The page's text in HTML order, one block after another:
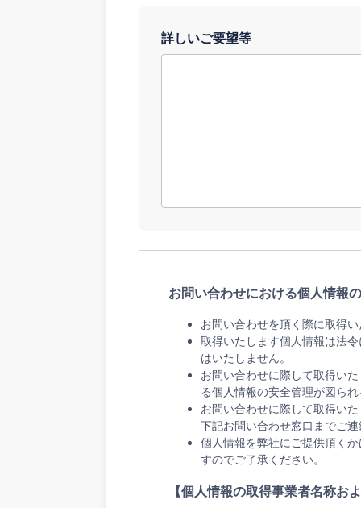
詳しいご要望等
お問い合わせにおける個人情報
お問い合わせを頂く際に取得
取得いたします個人情報は法
はいたしません。
お問い合わせに際して取得い
る個人情報の安全管理が図ら
お問い合わせに際して取得い
下記お問い合わせ窓口までご連
個人情報を弊社にご提供頂く
すのでご了承ください。
【個人情報の取得事業者名称お